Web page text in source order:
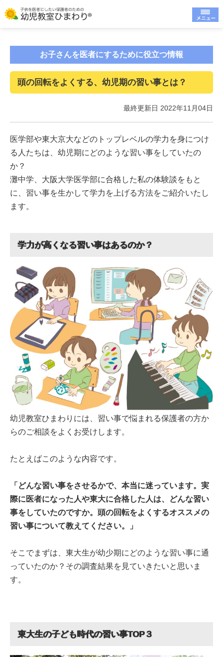
お子さんを医者にするために役立つ情報
頭の回転をよくする、幼児期の習い事とは？
最終更新日 2022年11月04日
医学部や東大京大などのトップレベルの学力を身につけ
る人たちは、幼児期にどのような習い事をしていたの
か？
灘中学、大阪大学医学部に合格した私の体験談をもと
に、習い事を生かして学力を上げる方法をご紹介いたし
ます。
学力が高くなる習い事はあるのか？
幼児教室ひまわりには、習い事で悩まれる保護者の方か
らのご相談をよくお受けします。
たとえばこのような内容です。
「どんな習い事をさせるかで、本当に迷っています。実
際に医者になった人や東大に合格した人は、どんな習い
事をしていたのですか。頭の回転をよくするオススメの
習い事について教えてください。」
そこでまずは、東大生が幼少期にどのような習い事に通
っていたのか？その調査結果を見ていきたいと思いま
す。
東大生の子ども時代の習い事TOP３